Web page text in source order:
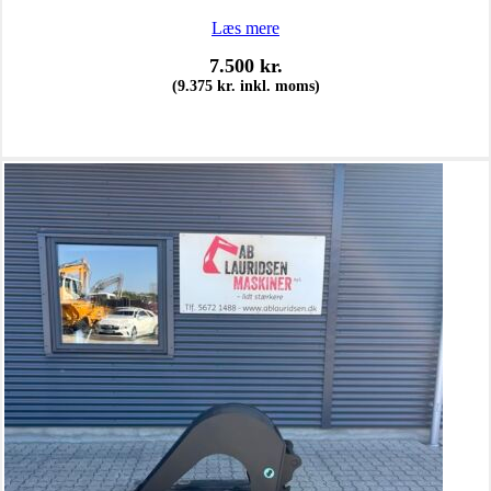
Læs mere
7.500 kr.
(9.375 kr. inkl. moms)